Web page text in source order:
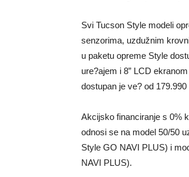
Svi Tucson Style modeli
senzorima, uzdužnim
u paketu opreme Style
ure?ajem i 8” LCD
dostupan je ve? od 179.990
Akcijsko financiranje s 0%
odnosi se na model 50/50
Style GO NAVI PLUS) i
NAVI PLUS).